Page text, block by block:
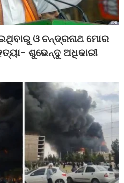
ଓ ଚନ୍ଦ୍ରନାଥ ମୋର
ଶୁଭେନ୍ଦୁ ଅଧିକାରୀ